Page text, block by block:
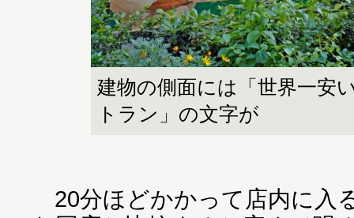
建物の側面には「世界一安
トラン」の文字が
20分ほどかかって店内に入